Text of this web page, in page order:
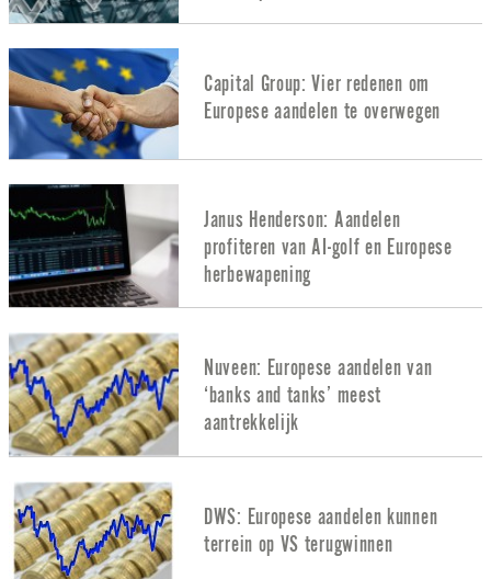
Capital Group: Vier redenen om
Europese aandelen te overwegen
Janus Henderson: Aandelen
profiteren van AI-golf en Europese
herbewapening
Nuveen: Europese aandelen van
‘banks and tanks’ meest
aantrekkelijk
DWS: Europese aandelen kunnen
terrein op VS terugwinnen